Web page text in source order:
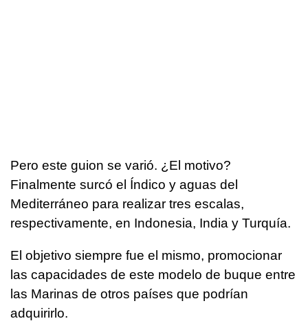
Pero este guion se varió. ¿El motivo?
Finalmente surcó el Índico y aguas del
Mediterráneo para realizar tres escalas,
respectivamente, en Indonesia, India y Turquía.
El objetivo siempre fue el mismo, promocionar
las capacidades de este modelo de buque entre
las Marinas de otros países que podrían
adquirirlo.